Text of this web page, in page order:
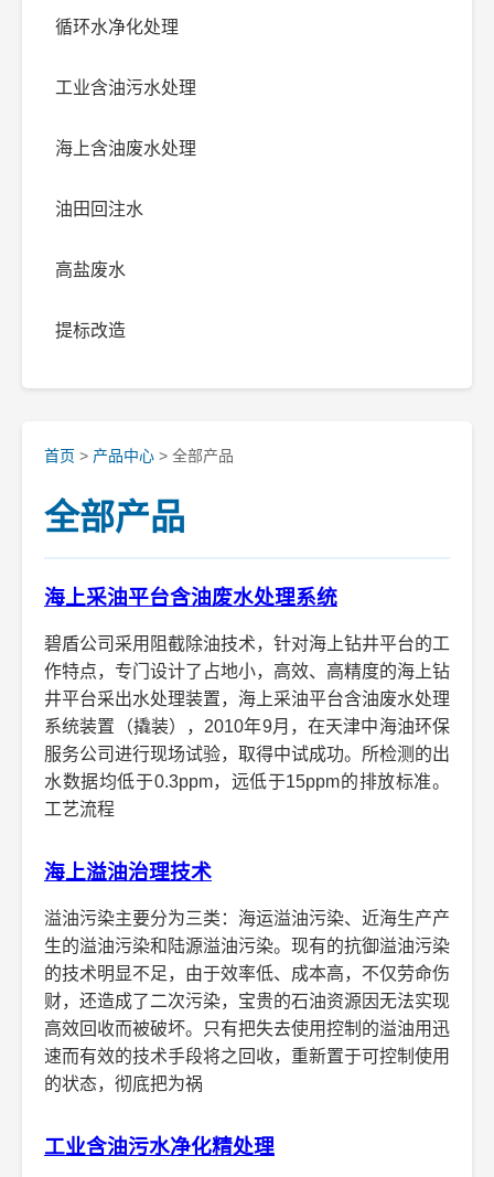
循环水净化处理
工业含油污水处理
海上含油废水处理
油田回注水
高盐废水
提标改造
首页 > 产品中心 > 全部产品
全部产品
海上采油平台含油废水处理系统
碧盾公司采用阻截除油技术，针对海上钻井平台的工
作特点，专门设计了占地小，高效、高精度的海上钻
井平台采出水处理装置，海上采油平台含油废水处理
系统装置（撬装），2010年9月，在天津中海油环保
服务公司进行现场试验，取得中试成功。所检测的出
水数据均低于0.3ppm，远低于15ppm的排放标准。
工艺流程
海上溢油治理技术
溢油污染主要分为三类：海运溢油污染、近海生产产
生的溢油污染和陆源溢油污染。现有的抗御溢油污染
的技术明显不足，由于效率低、成本高，不仅劳命伤
财，还造成了二次污染，宝贵的石油资源因无法实现
高效回收而被破坏。只有把失去使用控制的溢油用迅
速而有效的技术手段将之回收，重新置于可控制使用
的状态，彻底把为祸
工业含油污水净化精处理